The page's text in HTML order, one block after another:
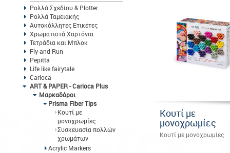
Ρολλά Σχεδίου & Plotter
Ρολλά Ταμειακής
Αυτοκόλλητες Ετικέτες
Χρωματιστά Χαρτόνια
Τετράδια και Μπλοκ
Fly and Run
Pepitta
Life like fairytale
Carioca
ART & PAPER - Carioca Plus
Μαρκαδόροι
Prisma Fiber Tips
Kουτί με
μονοχρωμίες
Συσκευασία πολλών
χρωμάτων
Acrylic Markers
Kουτί με
μονοχρωμίες
Kουτί με μονοχρωμίες